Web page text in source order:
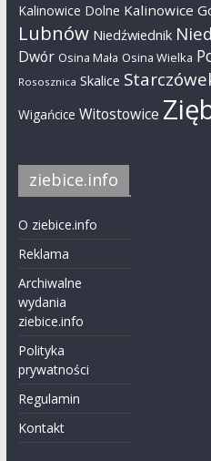
Kalinowice Dolne Kalinowice
Lubnów Niedźwiednik
Dwór Osina Mała Osina Wielka
Rososznica Skalice
Wigańcice Witostowice
ziebice.info
O ziebice.info
Reklama
Archiwalne
wydania
ziebice.info
Polityka
prywatności
Regulamin
Kontakt